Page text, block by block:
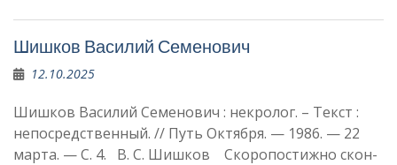
Шишков Василий Семенович
12.10.2025
Шишков Василий Семенович : некролог. – Текст :
непосредственный. // Путь Октября. — 1986. — 22
марта. — С. 4. В. С. Шишков Скоропостижно скон­